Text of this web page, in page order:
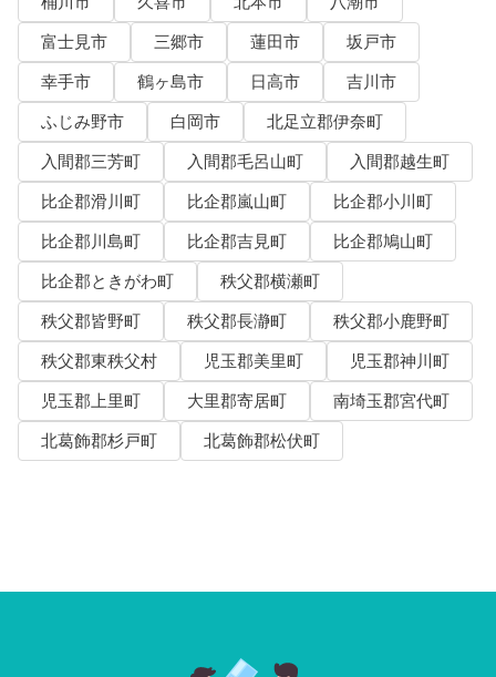
富士見市
三郷市 蓮田市
坂戸市
幸手市
鶴ヶ島市 日高市
吉川市
ふじみ野市
白岡市
北足立郡伊奈町
入間郡三芳町
入間郡毛呂山町
入間郡越生町
比企郡滑川町
比企郡嵐山町
比企郡小川町
比企郡川島町
比企郡吉見町
比企郡鳩山町
比企郡ときがわ町
秩父郡横瀬町
秩父郡皆野町
秩父郡長瀞町
秩父郡小鹿野町
秩父郡東秩父村
児玉郡美里町
児玉郡神川町
児玉郡上里町
大里郡寄居町
南埼玉郡宮代町
北葛飾郡杉戸町
北葛飾郡松伏町